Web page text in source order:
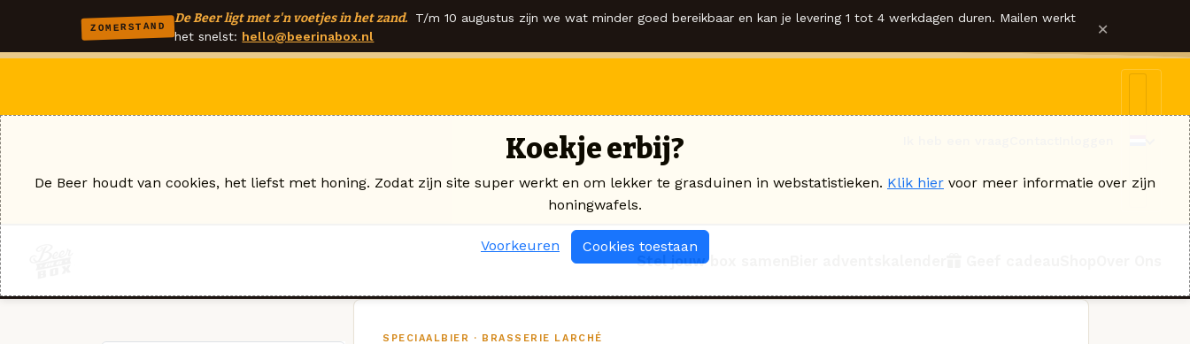
ZOMERSTAND
De Beer ligt met z'n voetjes in het zand.
T/m 10 augustus zijn we wat minder goed bereikbaar en kan je levering 1 tot 4 werkdagen duren. Mailen werkt
het snelst: hello@beerinabox.nl ×
Stel jouw box samen
SPECIAALBIER · BRASSERIE LARCHÉ
Koekje erbij?
De Beer houdt van cookies, het liefst met honing. Zodat zijn site super werkt en om lekker te grasduinen in webstatistieken. Klik hier voor meer informatie over zijn
honingwafels.
Voorkeuren Cookies toestaan